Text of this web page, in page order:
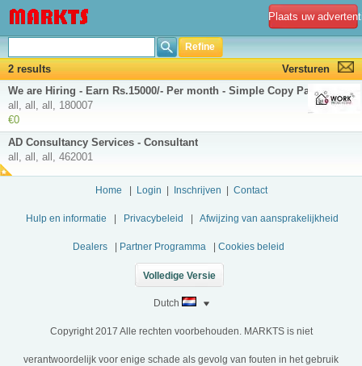
Plaats uw
Refine
2 results
Versturen
We are Hiring - Earn Rs.15000/- Per month - Simple Copy Paste Jobs
all, all, all, 180007
€0
AD Consultancy Services - Consultant
all, all, all, 462001
Home Login Inschrijven Contact
Hulp en informatie Privacybeleid Afwijzing van aansprakelijkheid
Dealers Partner Programma Cookies beleid
Volledige Versie
Dutch
Copyright 2017 Alle rechten voorbehouden. MARKTS is niet
verantwoordelijk voor enige schade als gevolg van fouten in het gebruik